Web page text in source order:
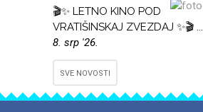
🎬✨ LETNO KINO POD
VRATIŠINSKAJ ZVEZDAJ ✨🎬 ...
8. srp '26.
SVE NOVOSTI